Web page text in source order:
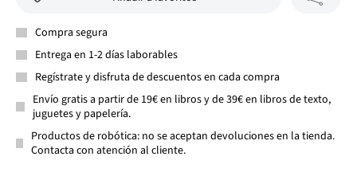
Compra segura
Entrega en 1-2 días laborables
Regístrate y disfruta de descuentos en cada compra
Envío gratis a partir de 19€ en libros y de 39€ en libros de texto,
juguetes y papelería.
Productos de robótica: no se aceptan devoluciones en la tienda.
Contacta con atención al cliente.